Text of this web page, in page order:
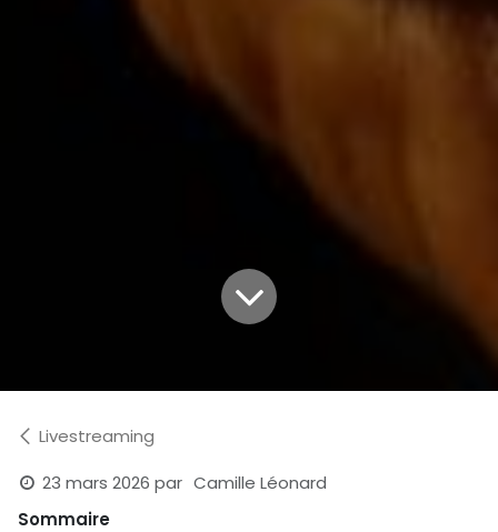
Livestreaming
23 mars 2026 par Camille Léonard
Sommaire